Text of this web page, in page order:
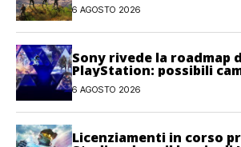
6 AGOSTO 2026
Sony rivede la roadmap
PlayStation: possibili
l’anno fiscale 2026
6 AGOSTO 2026
Licenziamenti in corso